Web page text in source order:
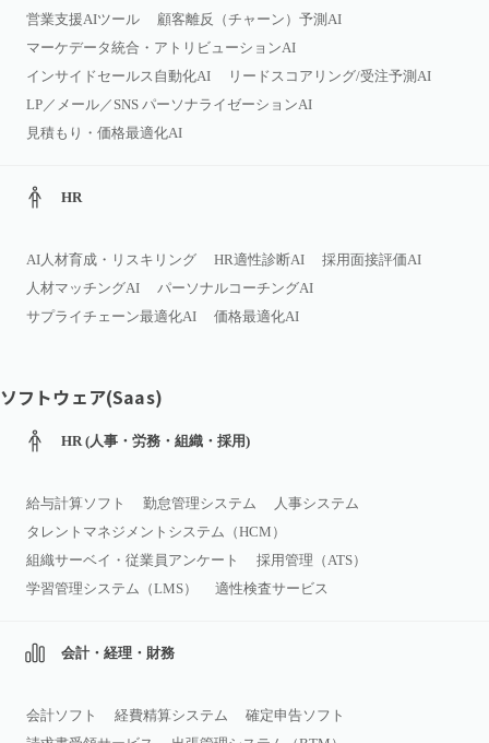
営業支援AIツール
顧客離反（チャーン）予測AI
マーケデータ統合・アトリビューションAI
インサイドセールス自動化AI
リードスコアリング/受注予測AI
LP／メール／SNS パーソナライゼーションAI
見積もり・価格最適化AI
HR
AI人材育成・リスキリング HR適性診断AI
採用面接評価AI
人材マッチングAI
パーソナルコーチングAI
サプライチェーン最適化AI
価格最適化AI
ソフトウェア(Saas)
HR (人事・労務・組織・採用)
給与計算ソフト 勤怠管理システム
人事システム
タレントマネジメントシステム（HCM）
組織サーベイ・従業員アンケート
採用管理（ATS）
学習管理システム（LMS）
適性検査サービス
会計・経理・財務
会計ソフト 経費精算システム
確定申告ソフト